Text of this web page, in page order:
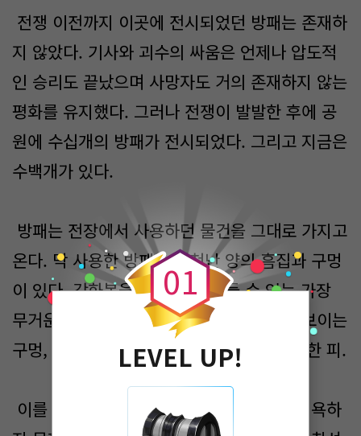
전쟁 이전까지 이곳에 전시되었던 방패는 존재하
지 않았다. 기사와 괴수의 싸움은 언제나 압도적
인 승리도 끝났으며 사망자도 거의 존재하지 않는
평화를 유지했다. 그러나 전쟁이 발발한 후에 공
원에 수십개의 방패가 전시되었다. 그리고 지금은
수백개가 있다.
방패는 전장에서 사용하던 물건을 그대로 가지고
온다. 막 사용한 방패는 엄청난 양의 흠집과 구멍
이 있다. 강화복을 입은 기사가 들 수 있는 가장
무거운 방패에 수많은 총알 구멍과 가끔씩 보이는
구멍, 휘어진 철덩어리, 그리고 씻어내지 못한 피.
이를 본 시민들은 그 누구도 군인과 기사를 욕하
0
0
1
LEVEL UP!